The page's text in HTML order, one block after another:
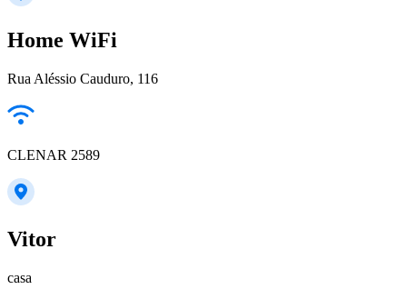
Home WiFi
Rua Aléssio Cauduro, 116
CLENAR 2589
Vitor
casa